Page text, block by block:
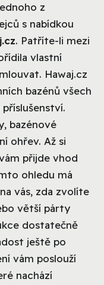
z
s nabídkou
. Patříte-li mezi
vlastní
Hawaj.cz
bazénů všech
bazénové
ohřev. Až si
přijde vhod
ohledu má
vás, zda zvolíte
větší párty
dostatečně
ještě po
vám poslouží
nachází